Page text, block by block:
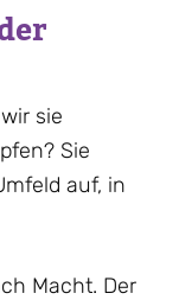
sie
Sie
auf, in
Macht. Der